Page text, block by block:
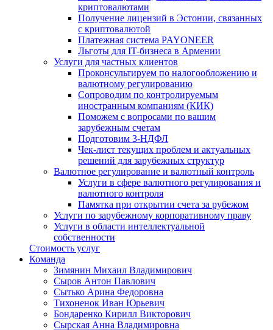
криптовалютами
Получение лицензий в Эстонии, связанных
с криптовалютой
Платежная система PAYONEER
Льготы для IT-бизнеса в Армении
Услуги для частных клиентов
Проконсультируем по налогообложению и
валютному регулированию
Сопроводим по контролируемым
иностранным компаниям (КИК)
Поможем с вопросами по вашим
зарубежным счетам
Подготовим 3-НДФЛ
Чек-лист текущих проблем и актуальных
решений для зарубежных структур
Валютное регулирование и валютный контроль
Услуги в сфере валютного регулирования и
валютного контроля
Памятка при открытии счета за рубежом
Услуги по зарубежному корпоративному праву
Услуги в области интеллектуальной
собственности
Стоимость услуг
Команда
Зимянин Михаил Владимирович
Сыров Антон Павлович
Сытько Арина Федоровна
Тихоненок Иван Юрьевич
Бондаренко Кирилл Викторович
Сырская Анна Владимировна